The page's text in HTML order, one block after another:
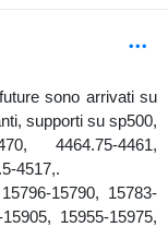
sono arrivati su
supporti su sp500,
4464.75-4461,
4517,.
15790, 15783-
15955-15975,